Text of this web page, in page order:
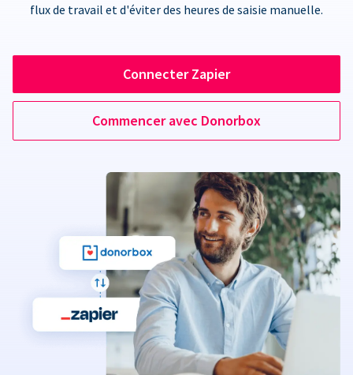
flux de travail et d'éviter des heures de saisie manuelle.
Connecter Zapier
Commencer avec Donorbox